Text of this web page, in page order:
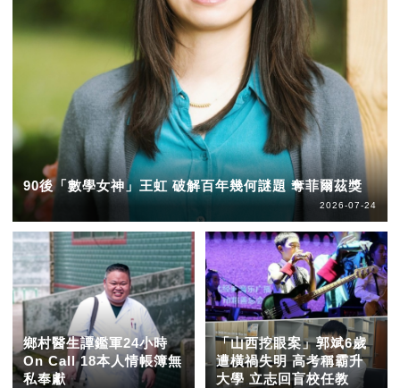
90後「數學女神」王虹 破解百年幾何謎題 奪菲爾茲獎
2026-07-24
鄉村醫生譚鑑軍24小時
On Call 18本人情帳簿無
私奉獻
「山西挖眼案」郭斌6歲
遭橫禍失明 高考稱霸升
大學 立志回盲校任教